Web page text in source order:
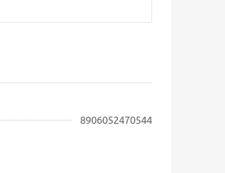
8906052470544